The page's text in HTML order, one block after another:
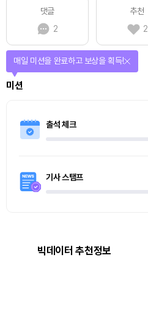
댓글
2
추천
2
미션
매일 미션을 완료하고 보상을 획득!
출석 체크
기사 스탬프
빅데이터 추천정보